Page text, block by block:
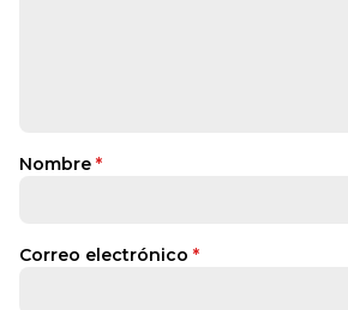
Nombre *
Correo electrónico *